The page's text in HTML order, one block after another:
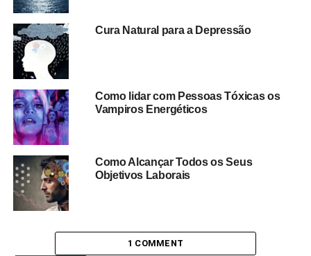
Cura Natural para a Depressão
Como lidar com Pessoas Tóxicas os
Vampiros Energéticos
Como Alcançar Todos os Seus
Objetivos Laborais
1 COMMENT